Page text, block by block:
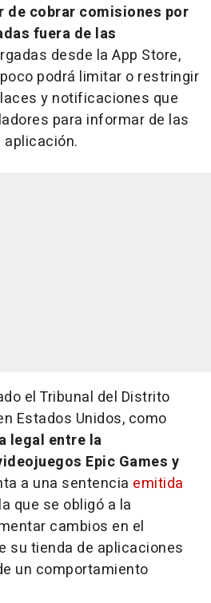
de cobrar comisiones por
fuera de las
desde la App Store,
podrá limitar o restringir
y notificaciones que
para informar de las
el Tribunal del Distrito
Estados Unidos, como
legal entre la
Epic Games y
a una sentencia emitida
que se obligó a la
cambios en el
su tienda de aplicaciones
un comportamiento